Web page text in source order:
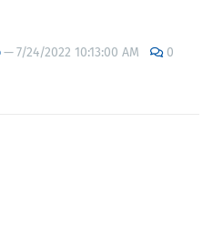
—7/24/2022 10:13:00 AM 0